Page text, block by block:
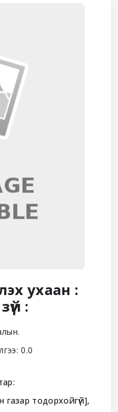
ухаан :
:
0.0
газар тодорхойгүй],